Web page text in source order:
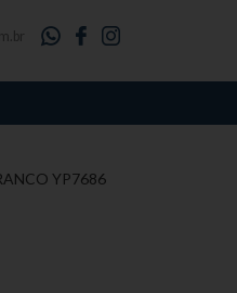
YP7686